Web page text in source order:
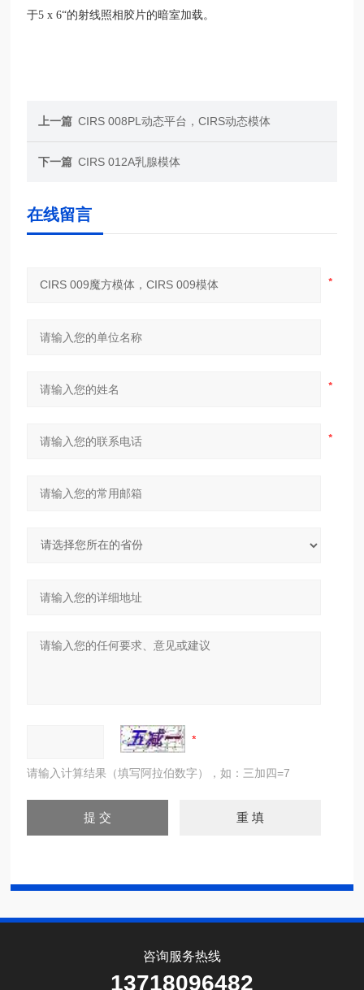
于5 x 6“的射线照相胶片的暗室加载。
上一篇 CIRS 008PL动态平台，CIRS动态模体
下一篇 CIRS 012A乳腺模体
在线留言
请输入计算结果（填写阿拉伯数字），如：三加四=7
咨询服务热线
13718096482